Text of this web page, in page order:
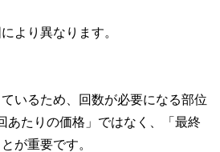
より異なります。
いるため、回数が必要になる部位
あたりの価格」ではなく、「最終
が重要です。